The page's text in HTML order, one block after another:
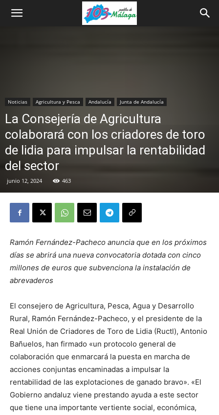
Noticias Agricultura y Pesca Andalucía Junta de Andalucía
La Consejería de Agricultura
colaborará con los criadores de toro
de lidia para impulsar la rentabilidad
del sector
junio 12, 2024 463
Ramón Fernández-Pacheco anuncia que en los próximos
días se abrirá una nueva convocatoria dotada con cinco
millones de euros que subvenciona la instalación de
abrevaderos
El consejero de Agricultura, Pesca, Agua y Desarrollo
Rural, Ramón Fernández-Pacheco, y el presidente de la
Real Unión de Criadores de Toro de Lidia (Ructl), Antonio
Bañuelos, han firmado «un protocolo general de
colaboración que enmarcará la puesta en marcha de
acciones conjuntas encaminadas a impulsar la
rentabilidad de las explotaciones de ganado bravo». «El
Gobierno andaluz viene prestando ayuda a este sector
que tiene una importante vertiente social, económica,